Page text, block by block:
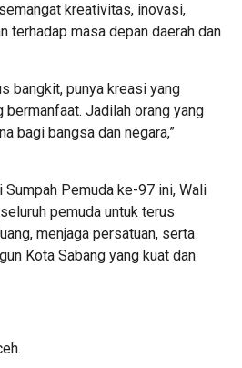
kreativitas, inovasi,
terhadap masa depan daerah dan
bangkit, punya kreasi yang
bermanfaat. Jadilah orang yang
bagi bangsa dan negara,”
Pemuda ke-97 ini, Wali
pemuda untuk terus
menjaga persatuan, serta
Kota Sabang yang kuat dan